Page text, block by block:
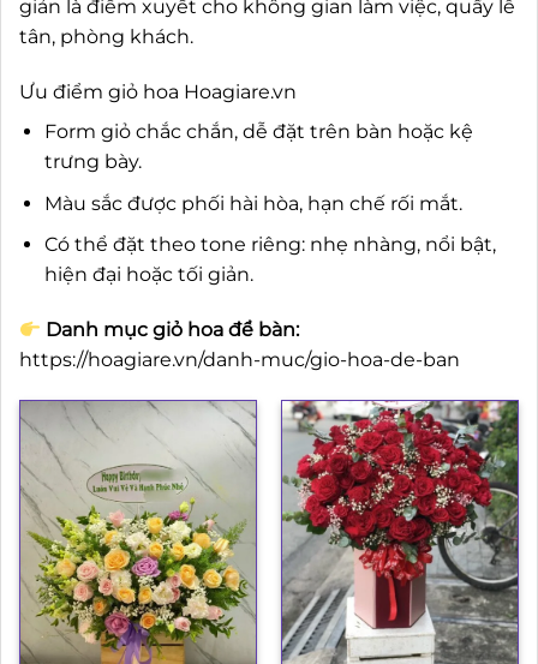
giản là điểm xuyết cho không gian làm việc, quầy lễ
tân, phòng khách.
Ưu điểm giỏ hoa Hoagiare.vn
Form giỏ chắc chắn, dễ đặt trên bàn hoặc kệ
trưng bày.
Màu sắc được phối hài hòa, hạn chế rối mắt.
Có thể đặt theo tone riêng: nhẹ nhàng, nổi bật,
hiện đại hoặc tối giản.
Danh mục giỏ hoa để bàn:
https://hoagiare.vn/danh-muc/gio-hoa-de-ban